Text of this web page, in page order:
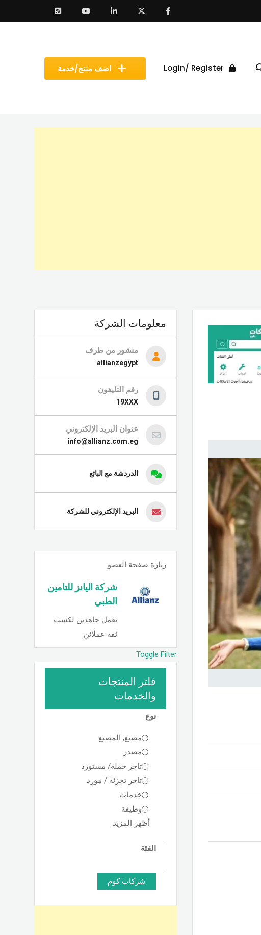
اضف منتج/خدمة Login/ Register
معلومات الشركة
منشور من طرف
allianzegypt
رقم التليفون
19XXX
عنوان البريد الإلكتروني
info@allianz.com.eg
الدردشة مع البائع
البريد الإلكتروني للشركة
زيارة صفحة العضو
شركة اليانز للتامين
الطبي
نعمل جاهدين لكسب
ثقة عملائن
Toggle Filter
فلتر المنتجات
والخدمات
نوع
مصنع, المصنع
مصدر
تاجر جملة/ مستورد
تاجر تجزئة / مورد
خدمات
وظيفة
أظهر المزيد
الفئة
شركات كوم